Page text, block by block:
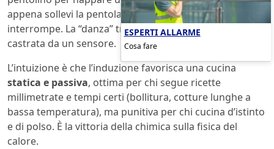
appena sollevi la pentola di due centimetri, il circuito si
interrompe. La “danza” tra fuoco e metallo viene
castrata da un sensore.
L’intuizione è che l’induzione favorisca una cucina
statica e passiva, ottima per chi segue ricette
millimetrate e tempi certi (bollitura, cotture lunghe a
bassa temperatura), ma punitiva per chi cucina d’istinto
e di polso. È la vittoria della chimica sulla fisica del
calore.
ESPERTI ALLARME
Cosa fare